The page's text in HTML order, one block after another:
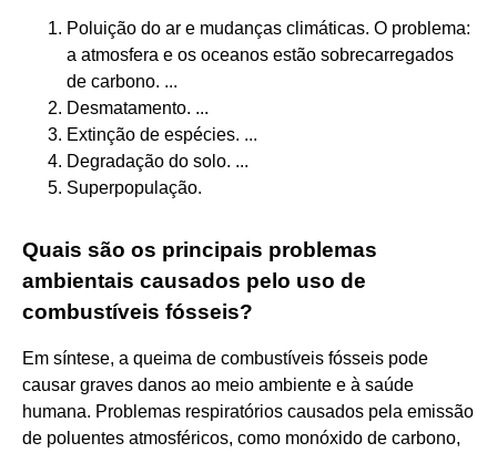
Poluição do ar e mudanças climáticas. O problema:
a atmosfera e os oceanos estão sobrecarregados
de carbono. ...
Desmatamento. ...
Extinção de espécies. ...
Degradação do solo. ...
Superpopulação.
Quais são os principais problemas
ambientais causados pelo uso de
combustíveis fósseis?
Em síntese, a queima de combustíveis fósseis pode
causar graves danos ao meio ambiente e à saúde
humana. Problemas respiratórios causados pela emissão
de poluentes atmosféricos, como monóxido de carbono,